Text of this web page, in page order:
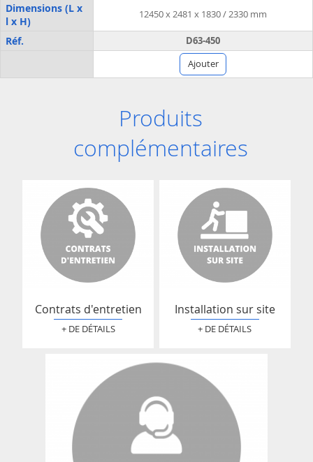
Dimensions (L x
l x H)
12450 x 2481 x 1830 / 2330 mm
Réf. D63-450
Ajouter
Produits
complémentaires
Contrats d'entretien
+ DE DÉTAILS
Installation sur site
+ DE DÉTAILS